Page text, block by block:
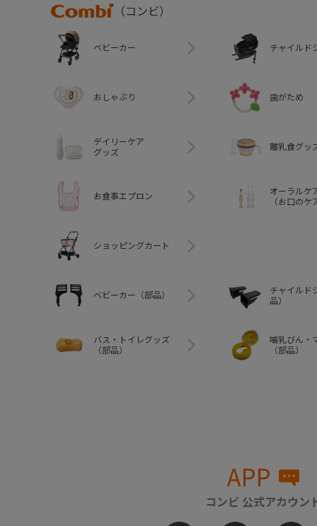
Combi
（コンビ）
ベビーカー チャイルド
おしゃぶり 歯がため
デイリーケア
グッズ
離乳食グッ
お食事エプロン
オーラルケ
（お口のケ
ショッピングカート
ベビーカー（部品）
チャイルド
品）
バス・トイレグッズ
（部品）
哺乳びん・
（部品）
APP
コンビ 公式アカウン